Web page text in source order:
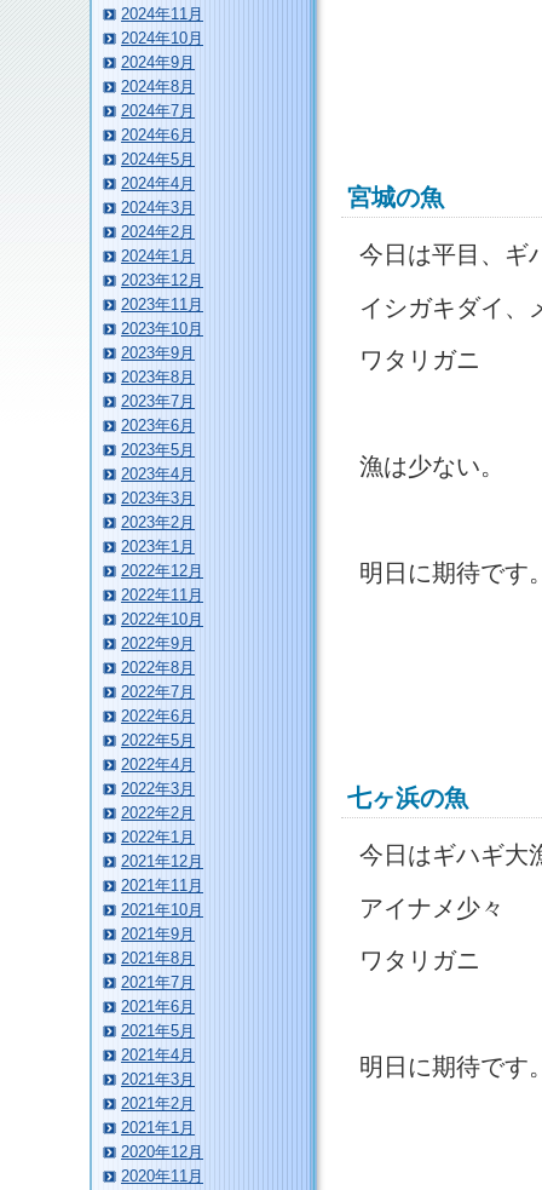
宮城の魚
今日は平目、ギ
イシガキダイ、
ワタリガニ
漁は少ない。
明日に期待です
七ヶ浜の魚
今日はギハギ大
アイナメ少々
ワタリガニ
明日に期待です
2024年11月
2024年10月
2024年9月
2024年8月
2024年7月
2024年6月
2024年5月
2024年4月
2024年3月
2024年2月
2024年1月
2023年12月
2023年11月
2023年10月
2023年9月
2023年8月
2023年7月
2023年6月
2023年5月
2023年4月
2023年3月
2023年2月
2023年1月
2022年12月
2022年11月
2022年10月
2022年9月
2022年8月
2022年7月
2022年6月
2022年5月
2022年4月
2022年3月
2022年2月
2022年1月
2021年12月
2021年11月
2021年10月
2021年9月
2021年8月
2021年7月
2021年6月
2021年5月
2021年4月
2021年3月
2021年2月
2021年1月
2020年12月
2020年11月